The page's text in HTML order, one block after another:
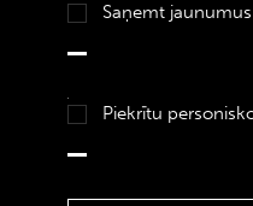
Saņemt
Piekrītu